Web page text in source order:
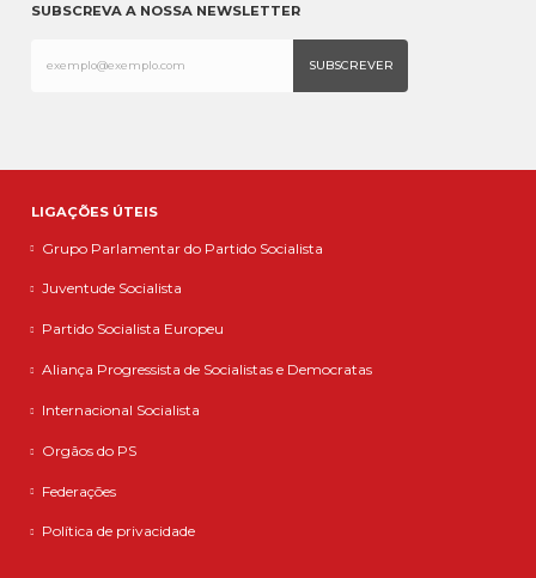
SUBSCREVA A NOSSA NEWSLETTER
LIGAÇÕES ÚTEIS
Grupo Parlamentar do Partido Socialista
Juventude Socialista
Partido Socialista Europeu
Aliança Progressista de Socialistas e Democratas
Internacional Socialista
Orgãos do PS
Federações
Política de privacidade